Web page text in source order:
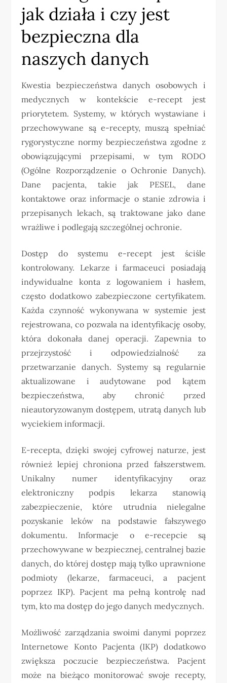
jak działa i czy jest
bezpieczna dla
naszych danych
Kwestia bezpieczeństwa danych osobowych i
medycznych w kontekście e-recept jest
priorytetem. Systemy, w których wystawiane i
przechowywane są e-recepty, muszą spełniać
rygorystyczne normy bezpieczeństwa zgodne z
obowiązującymi przepisami, w tym RODO
(Ogólne Rozporządzenie o Ochronie Danych).
Dane pacjenta, takie jak PESEL, dane
kontaktowe oraz informacje o stanie zdrowia i
przepisanych lekach, są traktowane jako dane
wrażliwe i podlegają szczególnej ochronie.
Dostęp do systemu e-recept jest ściśle
kontrolowany. Lekarze i farmaceuci posiadają
indywidualne konta z logowaniem i hasłem,
często dodatkowo zabezpieczone certyfikatem.
Każda czynność wykonywana w systemie jest
rejestrowana, co pozwala na identyfikację osoby,
która dokonała danej operacji. Zapewnia to
przejrzystość i odpowiedzialność za
przetwarzanie danych. Systemy są regularnie
aktualizowane i audytowane pod kątem
bezpieczeństwa, aby chronić przed
nieautoryzowanym dostępem, utratą danych lub
wyciekiem informacji.
E-recepta, dzięki swojej cyfrowej naturze, jest
również lepiej chroniona przed fałszerstwem.
Unikalny numer identyfikacyjny oraz
elektroniczny podpis lekarza stanowią
zabezpieczenie, które utrudnia nielegalne
pozyskanie leków na podstawie fałszywego
dokumentu. Informacje o e-recepcie są
przechowywane w bezpiecznej, centralnej bazie
danych, do której dostęp mają tylko uprawnione
podmioty (lekarze, farmaceuci, a pacjent
poprzez IKP). Pacjent ma pełną kontrolę nad
tym, kto ma dostęp do jego danych medycznych.
Możliwość zarządzania swoimi danymi poprzez
Internetowe Konto Pacjenta (IKP) dodatkowo
zwiększa poczucie bezpieczeństwa. Pacjent
może na bieżąco monitorować swoje recepty,